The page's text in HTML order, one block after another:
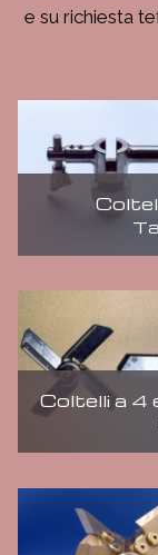
e su richiesta
Coltelli a 4